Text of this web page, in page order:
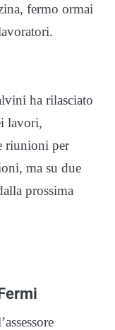
fermo ormai
ha rilasciato
lavori,
riunioni per
ma su due
prossima